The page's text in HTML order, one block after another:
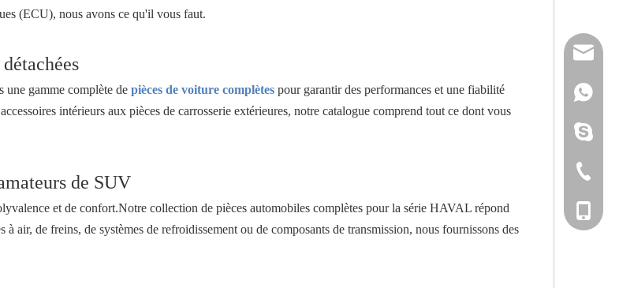
(ECU), nous avons ce qu'il vous faut.
une gamme complète de pièces de voiture complètes pour garantir des performances et une fiabilité
intérieurs aux pièces de carrosserie extérieures, notre catalogue comprend tout ce dont vous
de SUV
et de confort.Notre collection de pièces automobiles complètes pour la série HAVAL répond
air, de freins, de systèmes de refroidissement ou de composants de transmission, nous fournissons des
+86-
+86-